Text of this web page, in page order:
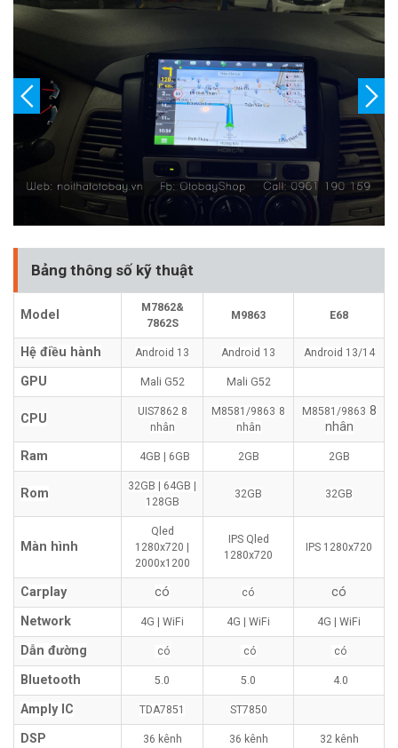
Bảng thông số kỹ thuật
Model
M7862&
7862S
M9863 E68
Hệ điều hành Android 13 Android 13 Android 13/14
GPU Mali G52 Mali G52
CPU UIS7862 8
nhân
M8581/9863 8
nhân
M8581/9863 8
nhân
Ram
4GB | 6GB 2GB 2GB
Rom
32GB | 64GB |
128GB
32GB 32GB
Màn hình
Qled
1280x720 |
2000x1200
IPS Qled
1280x720
IPS 1280x720
Carplay có có
có
Network
4G | WiFi 4G | WiFi 4G | WiFi
Dẫn đường có có có
Bluetooth 5.0 5.0 4.0
Amply IC TDA7851 ST7850
DSP 36 kênh 36 kênh 32 kênh